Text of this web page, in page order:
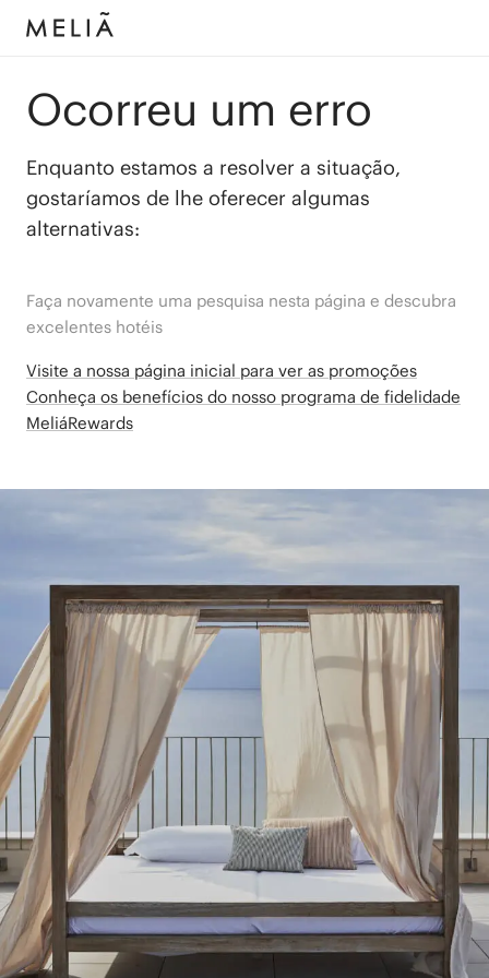
Ocorreu um erro
Enquanto estamos a resolver a situação,
gostaríamos de lhe oferecer algumas
alternativas:
Faça novamente uma pesquisa nesta página e descubra
excelentes hotéis
Visite a nossa página inicial para ver as promoções
Conheça os benefícios do nosso programa de fidelidade
MeliáRewards